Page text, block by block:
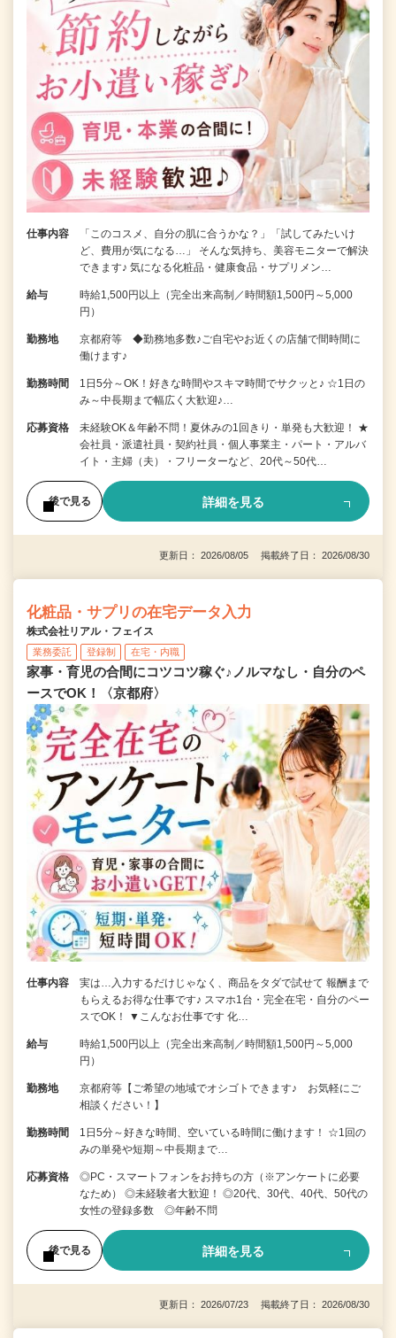
仕事内容
「このコスメ、自分の肌に合うかな？」「試してみたいけ
ど、費用が気になる…」 そんな気持ち、美容モニターで解決
できます♪ 気になる化粧品・健康食品・サプリメン…
給与
時給1,500円以上（完全出来高制／時間額1,500円～5,000
円）
勤務地
京都府等 ◆勤務地多数♪ご自宅やお近くの店舗で間時間に
働けます♪
勤務時間
1日5分～OK！好きな時間やスキマ時間でサクッと♪ ☆1日の
み～中長期まで幅広く大歓迎♪…
応募資格
未経験OK＆年齢不問！夏休みの1回きり・単発も大歓迎！ ★
会社員・派遣社員・契約社員・個人事業主・パート・アルバ
イト・主婦（夫）・フリーターなど、20代～50代…
後で見る 詳細を見る
更新日： 2026/08/05 掲載終了日： 2026/08/30
化粧品・サプリの在宅データ入力
株式会社リアル・フェイス
業務委託 登録制 在宅・内職
家事・育児の合間にコツコツ稼ぐ♪ノルマなし・自分のペ
ースでOK！〈京都府〉
仕事内容
実は…入力するだけじゃなく、商品をタダで試せて 報酬まで
もらえるお得な仕事です♪ スマホ1台・完全在宅・自分のペー
スでOK！ ▼こんなお仕事です 化…
給与
時給1,500円以上（完全出来高制／時間額1,500円～5,000
円）
勤務地
京都府等【ご希望の地域でオシゴトできます♪ お気軽にご
相談ください！】
勤務時間
1日5分～好きな時間、空いている時間に働けます！ ☆1回の
みの単発や短期～中長期まで…
応募資格
◎PC・スマートフォンをお持ちの方（※アンケートに必要
なため） ◎未経験者大歓迎！ ◎20代、30代、40代、50代の
女性の登録多数 ◎年齢不問
後で見る 詳細を見る
更新日： 2026/07/23 掲載終了日： 2026/08/30